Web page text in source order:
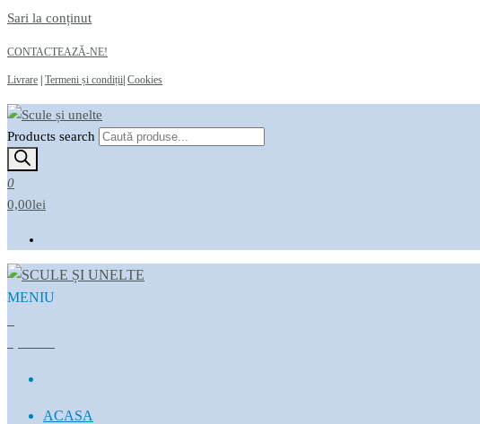
Sari la conținut
CONTACTEAZĂ-NE!
Livrare Termeni și condiții Cookies
Scule și unelte
Magazin online
Products search
0
0,00lei
MENIU
ACASA